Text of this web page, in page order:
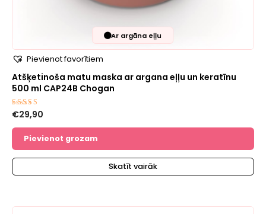
🟤Ar argāna eļļu
Pievienot favorītiem
Atšķetinoša matu maska ​​ar argana eļļu un keratīnu
500 ml CAP24B Chogan
Novērtēts
ar
5.00
€29,90
Pievienot grozam
Skatīt vairāk